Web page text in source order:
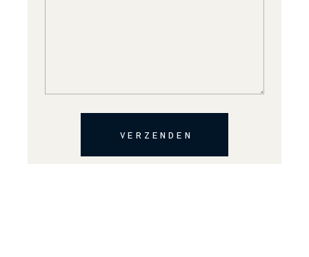
VERZENDEN